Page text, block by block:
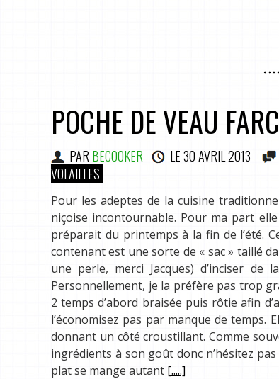
POCHE DE VEAU
PARBECOOKER LE30 AVRIL 2013
VOLAILLES
Pour les adeptes de la cuisine
niçoise incontournable. Pour ma part
préparait du printemps à la fin de l’été.
contenant est une sorte de « sac » taillé
une perle, merci Jacques) d’inciser
Personnellement, je la préfère pas trop
2 temps d’abord braisée puis rôtie afin
l’économisez pas par manque de
donnant un côté croustillant. Comme
ingrédients à son goût donc n’hésitez
plat se mange autant [.....]